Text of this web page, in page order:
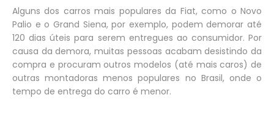
Alguns dos carros mais populares da Fiat, como o Novo
Palio e o Grand Siena, por exemplo, podem demorar até
120 dias úteis para serem entregues ao consumidor. Por
causa da demora, muitas pessoas acabam desistindo da
compra e procuram outros modelos (até mais caros) de
outras montadoras menos populares no Brasil, onde o
tempo de entrega do carro é menor.